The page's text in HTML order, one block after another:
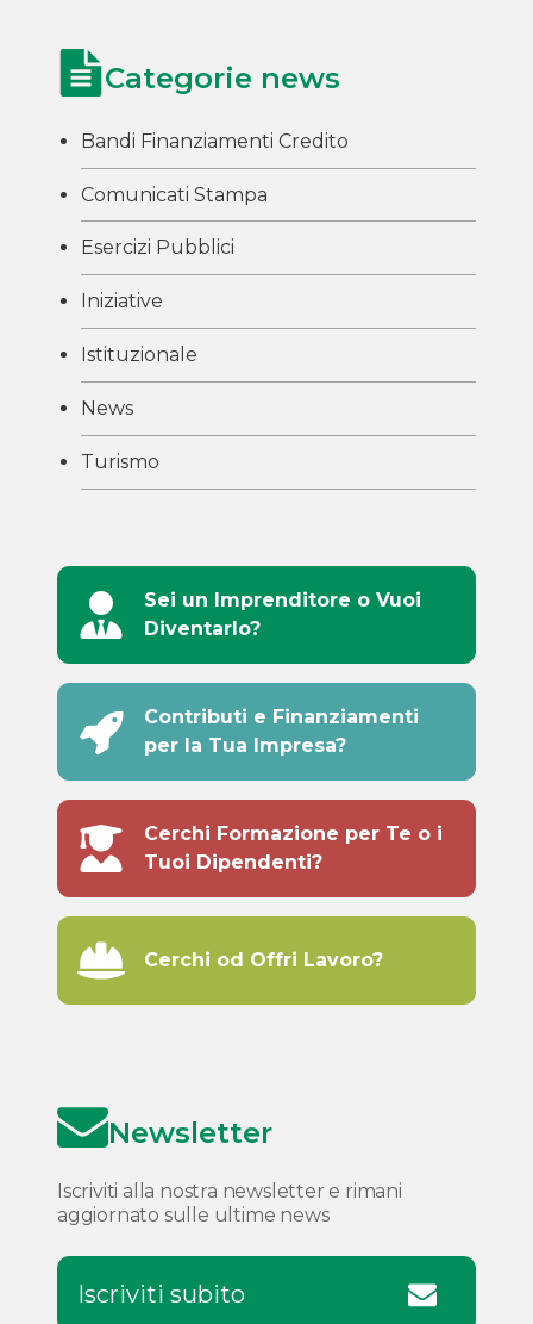
Categorie news
Bandi Finanziamenti Credito
Comunicati Stampa
Esercizi Pubblici
Iniziative
Istituzionale
News
Turismo
Sei un Imprenditore o Vuoi
Diventarlo?
Contributi e Finanziamenti
per la Tua Impresa?
Cerchi Formazione per Te o i
Tuoi Dipendenti?
Cerchi od Offri Lavoro?
Newsletter
Iscriviti alla nostra newsletter e rimani
aggiornato sulle ultime news
Iscriviti subito